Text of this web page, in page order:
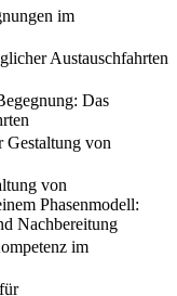
im
Austauschfahrten
Das
von
von
Phasenmodell:
Nachbereitung
im